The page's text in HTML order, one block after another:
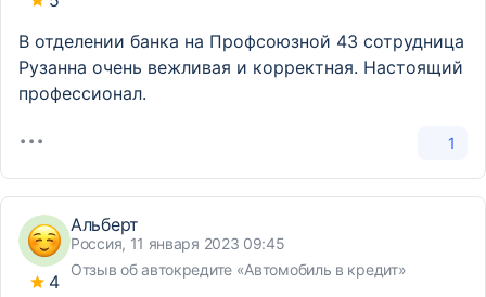
В отделении банка на Профсоюзной 43 сотрудница
Рузанна очень вежливая и корректная. Настоящий
профессионал.
1
4
Альберт
Россия, 11 января 2023 09:45
Отзыв об автокредите «Автомобиль в кредит»